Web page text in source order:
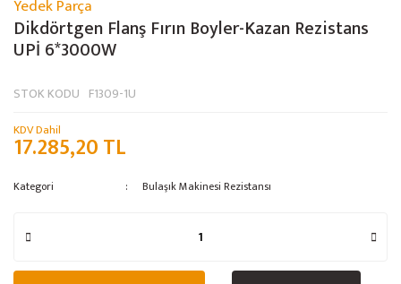
Yedek Parça
Dikdörtgen Flanş Fırın Boyler-Kazan Rezistans
UPİ 6*3000W
STOK KODU F1309-1U
KDV Dahil
17.285,20 TL
Kategori Bulaşık Makinesi Rezistansı